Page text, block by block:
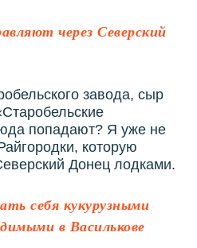
через Северский
завода, сыр
попадают? Я уже не
которую
Донец лодками.
себя кукурузными
в Василькове